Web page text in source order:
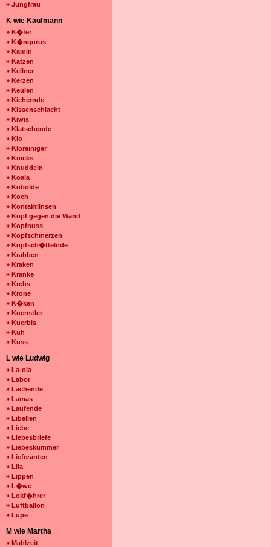
» Jungfrau
K wie Kaufmann
» K�fer
» K�ngurus
» Kamin
» Katzen
» Kellner
» Kerzen
» Keulen
» Kichernde
» Kissenschlacht
» Kiwis
» Klatschende
» Klo
» Kloreiniger
» Knicks
» Knuddeln
» Koala
» Kobolde
» Koch
» Kontaktlinsen
» Kopf gegen die Wand
» Kopfnuss
» Kopfschmerzen
» Kopfsch�ttelnde
» Krabben
» Kraken
» Kranke
» Krebs
» Krone
» K�ken
» Kuenstler
» Kuerbis
» Kuh
» Kuss
L wie Ludwig
» La-ola
» Labor
» Lachende
» Lamas
» Laufende
» Libellen
» Liebe
» Liebesbriefe
» Liebeskummer
» Lieferanten
» Lila
» Lippen
» L�we
» Lokf�hrer
» Luftballon
» Lupe
M wie Martha
» Mahlzeit